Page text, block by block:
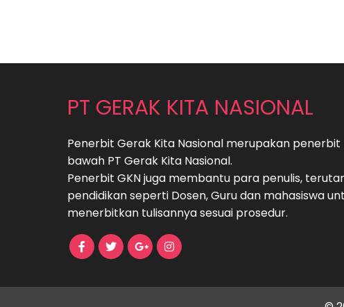
PT GERAK KITA NASIONAL
Penerbit Gerak Kita Nasional merupakan
bawah PT Gerak Kita Nasional.
Penerbit GKN juga membantu para penulis,
pendidikan seperti Dosen, Guru dan mahasiswa
menerbitkan tulisannya sesuai prosedur.